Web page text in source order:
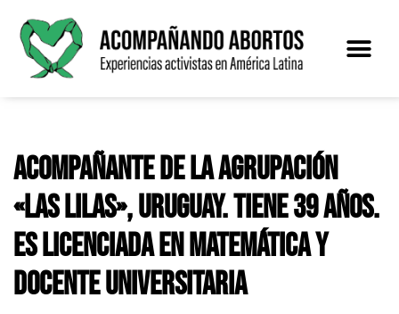
Saltar
contenido
Acompañante de la agrupación
«Las Lilas», Uruguay. Tiene 39 años.
Es licenciada en matemática y
docente universitaria